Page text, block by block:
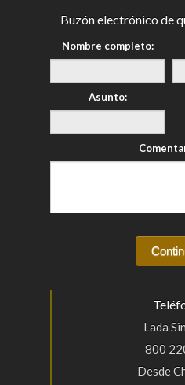
Buzón electrónico de
Nombre completo:
Asunto:
Lada
800
Desde